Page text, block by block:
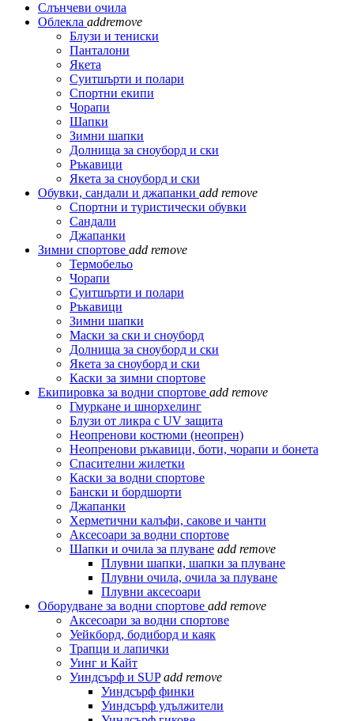
Слънчеви очила
Облекла addremove
Блузи и тениски
Панталони
Якета
Суитшърти и полари
Спортни екипи
Чорапи
Шапки
Зимни шапки
Долнища за сноуборд и ски
Ръкавици
Якета за сноуборд и ски
Обувки, сандали и джапанки add remove
Спортни и туристически обувки
Сандали
Джапанки
Зимни спортове add remove
Термобельо
Чорапи
Суитшърти и полари
Ръкавици
Зимни шапки
Маски за ски и сноуборд
Долнища за сноуборд и ски
Якета за сноуборд и ски
Каски за зимни спортове
Екипировка за водни спортове add remove
Гмуркане и шнорхелинг
Блузи от ликра с UV защита
Неопренови костюми (неопрен)
Неопренови ръкавици, боти, чорапи и бонета
Спасителни жилетки
Каски за водни спортове
Бански и бордшорти
Джапанки
Херметични калъфи, сакове и чанти
Аксесоари за водни спортове
Шапки и очила за плуване add remove
Плувни шапки, шапки за плуване
Плувни очила, очила за плуване
Плувни аксесоари
Оборудване за водни спортове add remove
Аксесоари за водни спортове
Уейкборд, бодиборд и каяк
Трапци и лапички
Уинг и Кайт
Уиндсърф и SUP add remove
Уиндсърф финки
Уиндсърф удължители